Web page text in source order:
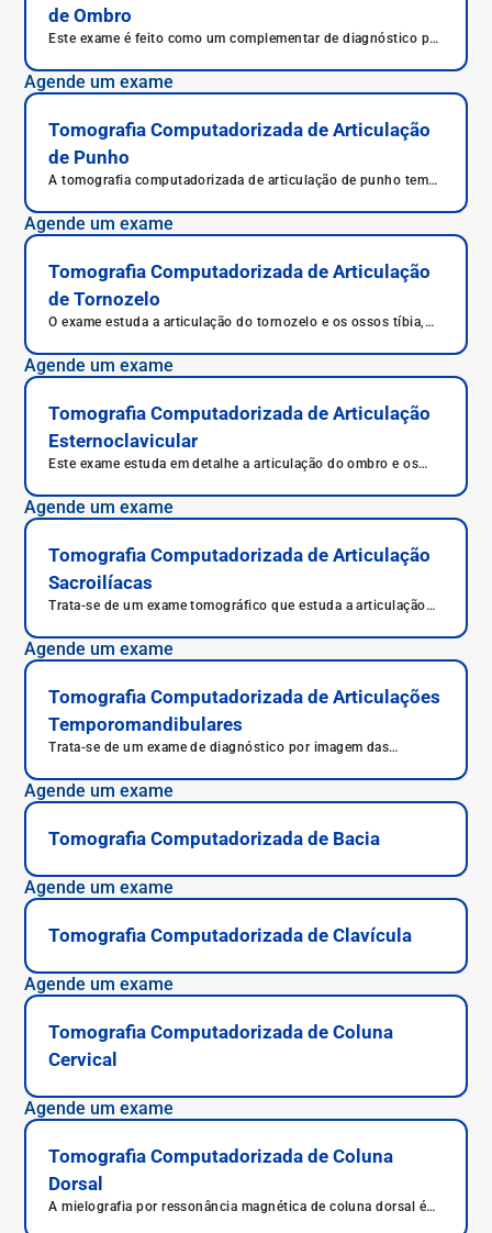
de Ombro
Este exame é feito como um complementar de diagnóstico por
articulação de ombro.
Agende um exame
Tomografia Computadorizada de Articulação
de Punho
A tomografia computadorizada de articulação de punho tem
definição de estruturas, órgãos e ossos.
Agende um exame
Tomografia Computadorizada de Articulação
de Tornozelo
O exame estuda a articulação do tornozelo e os ossos tíbia,
articulação.
Agende um exame
Tomografia Computadorizada de Articulação
Esternoclavicular
Este exame estuda em detalhe a articulação do ombro e os
correto.
Agende um exame
Tomografia Computadorizada de Articulação
Sacroilíacas
Trata-se de um exame tomográfico que estuda a articulação
Agende um exame
Tomografia Computadorizada de Articulações
Temporomandibulares
Trata-se de um exame de diagnóstico por imagem das
mandíbula.
Agende um exame
Tomografia Computadorizada de Bacia
Agende um exame
Tomografia Computadorizada de Clavícula
Agende um exame
Tomografia Computadorizada de Coluna
Cervical
Agende um exame
Tomografia Computadorizada de Coluna
Dorsal
A mielografia por ressonância magnética de coluna dorsal é